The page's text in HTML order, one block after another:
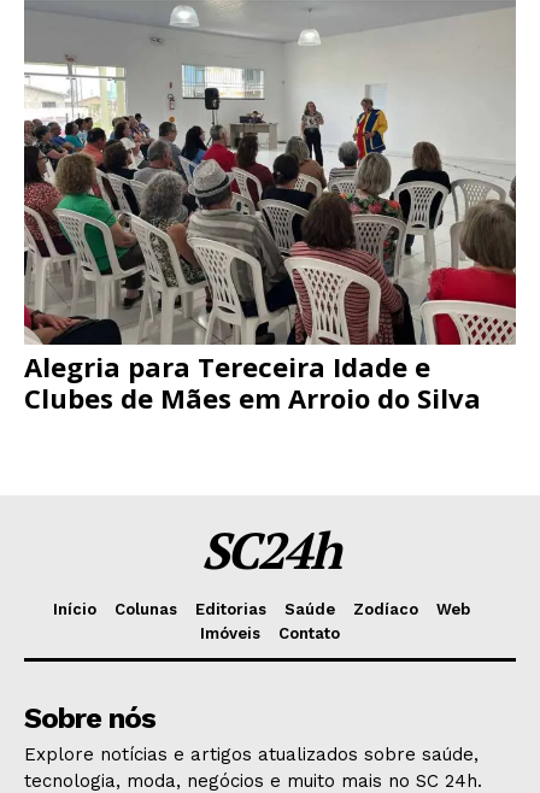
Alegria para Tereceira Idade e
Clubes de Mães em Arroio do Silva
SC24h
Início Colunas Editorias Saúde Zodíaco
Web
Imóveis
Contato
Sobre nós
Explore notícias e artigos atualizados sobre saúde,
tecnologia, moda, negócios e muito mais no SC 24h.